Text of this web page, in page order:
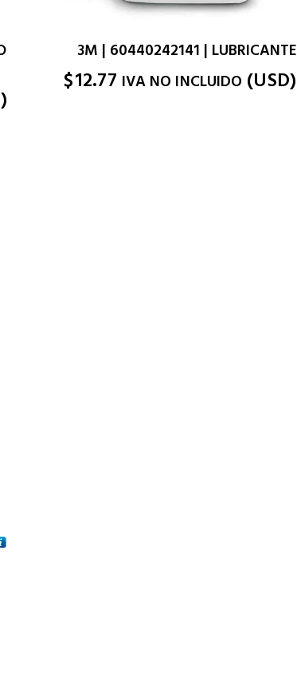
)
3M | 60440242141 | LUBRICANTE
$12.77 IVA NO INCLUIDO (USD)